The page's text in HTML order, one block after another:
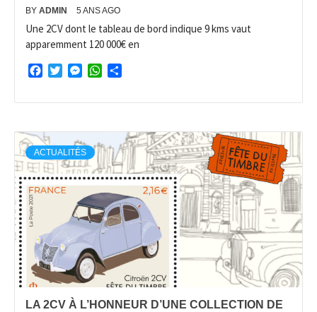
BY ADMIN 5 ANS AGO
Une 2CV dont le tableau de bord indique 9 kms vaut
apparemment 120 000€ en
FacebookTwitterMessengerWhatsApp
ACTUALITÉS
LA 2CV À L’HONNEUR D’UNE COLLECTION DE